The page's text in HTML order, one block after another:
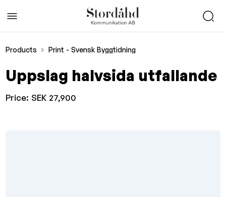
Products Print - Svensk Byggtidning
Uppslag halvsida utfallande
Price: SEK 27,900